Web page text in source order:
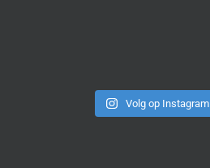
Volg op Instagram